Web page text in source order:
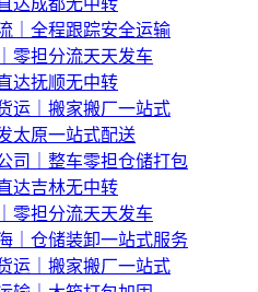
达成都无中转
｜全程跟踪安全运输
零担分流天天发车
达抚顺无中转
运｜搬家搬厂一站式
太原一站式配送
司｜整车零担仓储打包
达吉林无中转
零担分流天天发车
｜仓储装卸一站式服务
运｜搬家搬厂一站式